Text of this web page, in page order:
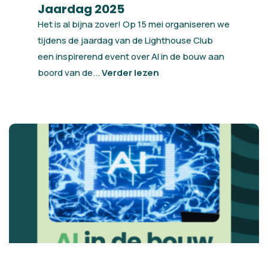
Jaardag 2025
Het is al bijna zover! Op 15 mei organiseren we
tijdens de jaardag van de Lighthouse Club
een inspirerend event over AI in de bouw aan
boord van de...Verder lezen